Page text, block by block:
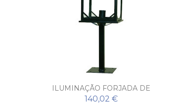
ILUMINAÇÃO FORJADA DE
SOBREMURO PONFERRADA
140,02 €